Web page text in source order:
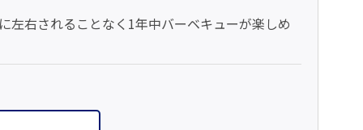
左右されることなく1年中バーベキューが楽しめ